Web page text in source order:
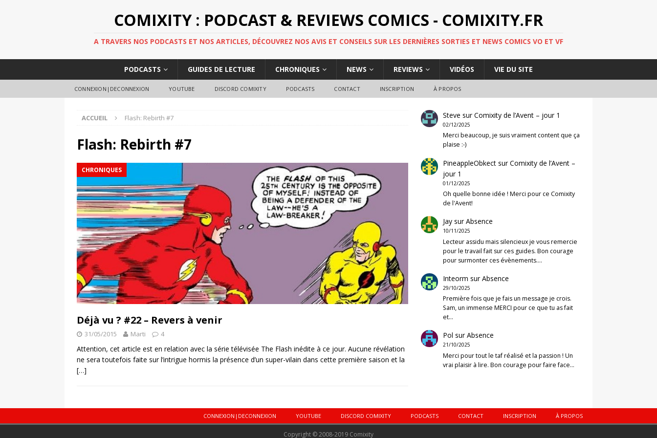
COMIXITY : PODCAST & REVIEWS COMICS - COMIXITY.FR
A TRAVERS NOS PODCASTS ET NOS ARTICLES, DÉCOUVREZ NOS AVIS ET CONSEILS SUR LES DERNIÈRES SORTIES ET NEWS COMICS VO ET VF
PODCASTS GUIDES DE LECTURE CHRONIQUES NEWS REVIEWS VIDÉOS VIE DU SITE
CONNEXION|DECONNEXION YOUTUBE DISCORD COMIXITY PODCASTS CONTACT INSCRIPTION À PROPOS
ACCUEIL Flash: Rebirth #7
Flash: Rebirth #7
CHRONIQUES
Déjà vu ? #22 – Revers à venir
31/05/2015 Marti 4
Attention, cet article est en relation avec la série télévisée The Flash inédite à ce jour. Aucune révélation
ne sera toutefois faite sur l’intrigue hormis la présence d’un super-vilain dans cette première saison et la
[…]
Steve surComixity de l’Avent – jour 1
02/12/2025
Merci beaucoup, je suis vraiment content que ça
plaise :-)
PineappleObkect surComixity de l’Avent –
jour 1
01/12/2025
Oh quelle bonne idée ! Merci pour ce Comixity
de l'Avent!
Jay surAbsence
10/11/2025
Lecteur assidu mais silencieux je vous remercie
pour le travail fait sur ces guides. Bon courage
pour surmonter ces évènements.…
Inteorm surAbsence
29/10/2025
Première fois que je fais un message je crois.
Sam, un immense MERCI pour ce que tu as fait
et…
Pol surAbsence
21/10/2025
Merci pour tout le taf réalisé et la passion ! Un
vrai plaisir à lire. Bon courage pour faire face…
CONNEXION|DECONNEXION YOUTUBE DISCORD COMIXITY PODCASTS CONTACT INSCRIPTION À PROPOS
Copyright © 2008-2019 Comixity